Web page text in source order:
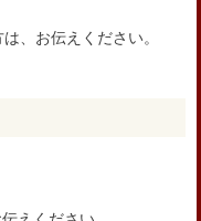
、お伝えください。